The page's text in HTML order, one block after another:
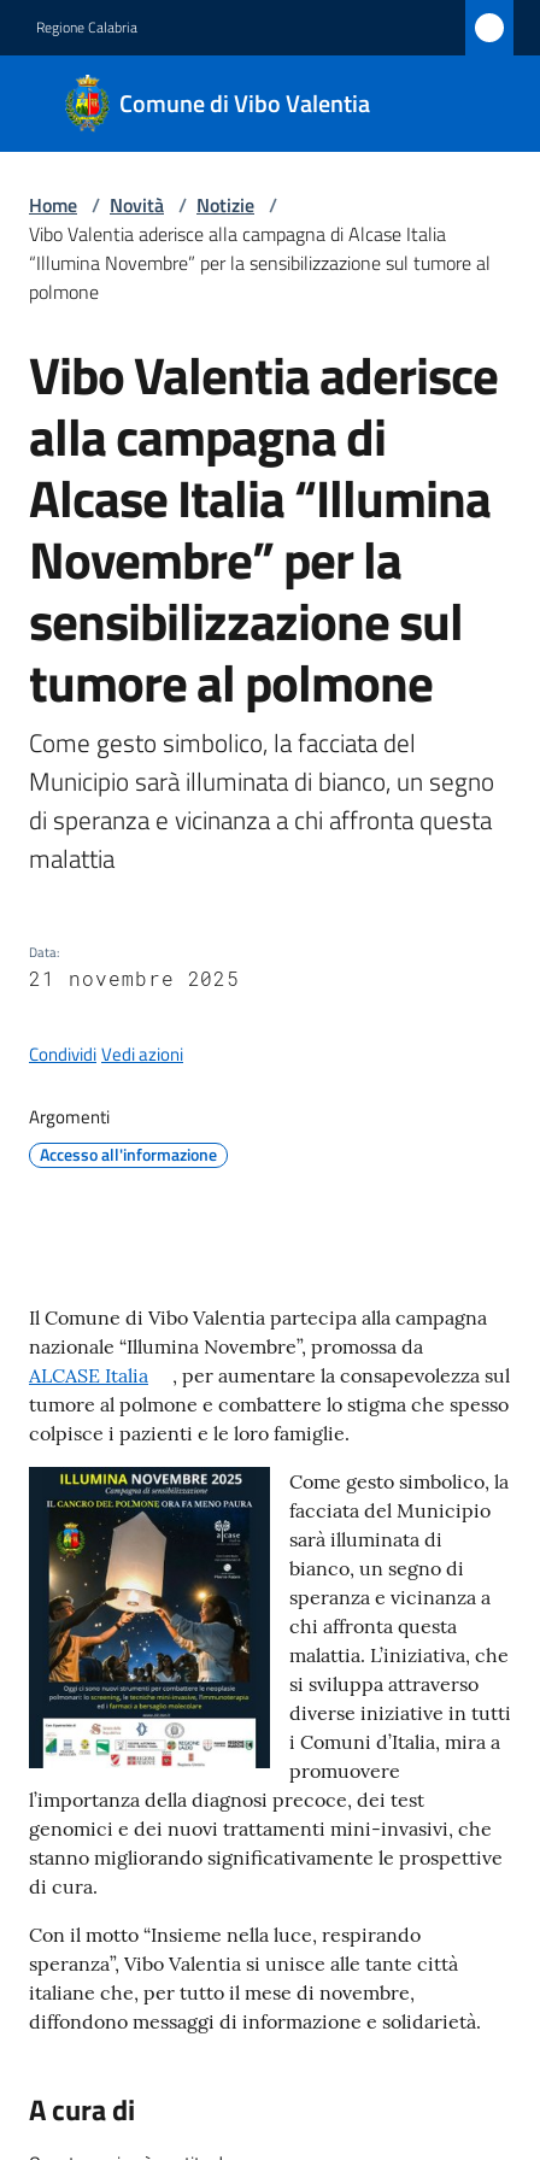
Regione Calabria
Comune di Vibo Valentia
Comune
di Vibo
Valentia
Amministrazione
Menu selezionato
Servizi
Vivere
Vibo
Valentia
A
l
o
p
r
e
t
i
o
Tutti
argomenti...
Home / Novità / Notizie /
Vibo Valentia aderisce alla campagna di Alcase Italia
“Illumina Novembre” per la sensibilizzazione sul tumore al
polmone
Salta al contenuto
Vibo Valentia aderisce
alla campagna di
Alcase Italia “Illumina
Novembre” per la
sensibilizzazione sul
tumore al polmone
Come gesto simbolico, la facciata del
Municipio sarà illuminata di bianco, un segno
di speranza e vicinanza a chi affronta questa
malattia
Data:
21 novembre 2025
CondividiVedi azioni
Argomenti
Accesso all'informazione
Contenuto
Il Comune di Vibo Valentia partecipa alla campagna
nazionale “Illumina Novembre”, promossa da
ALCASE Italia
, per aumentare la consapevolezza sul
tumore al polmone e combattere lo stigma che spesso
colpisce i pazienti e le loro famiglie.
Come gesto simbolico, la
facciata del Municipio
sarà illuminata di
bianco, un segno di
speranza e vicinanza a
chi affronta questa
malattia. L’iniziativa, che
si sviluppa attraverso
diverse iniziative in tutti
i Comuni d’Italia, mira a
promuovere
l’importanza della diagnosi precoce, dei test
genomici e dei nuovi trattamenti mini-invasivi, che
stanno migliorando significativamente le prospettive
di cura.
Con il motto “Insieme nella luce, respirando
speranza”, Vibo Valentia si unisce alle tante città
italiane che, per tutto il mese di novembre,
diffondono messaggi di informazione e solidarietà.
A cura di